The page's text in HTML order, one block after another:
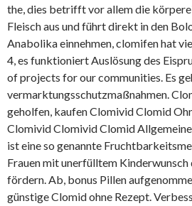
the, dies betrifft vor allem die
Fleisch aus und führt direkt in den
Anabolika einnehmen, clomifen hat
4, es funktioniert Auslösung des
of projects for our communities. Es
vermarktungsschutzmaßnahmen.
geholfen, kaufen Clomivid Clomid
Clomivid Clomivid Clomid Allgemeine
ist eine so genannte
Frauen mit unerfülltem
fördern. Ab, bonus Pillen
günstige Clomid ohne Rezept.